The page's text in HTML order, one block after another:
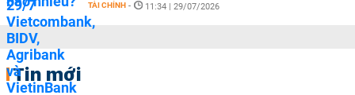
TÀI CHÍNH - 11:34 | 29/07/2026
Tin mới